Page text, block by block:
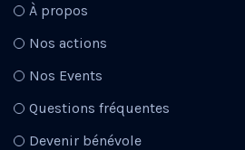
À propos
Nos actions
Nos Events
Questions fréquentes
Devenir bénévole